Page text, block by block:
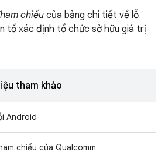
chiếu của bảng chi tiết về lỗ
tố xác định tổ chức sở hữu giá trị
tham khảo
Android
chiếu của Qualcomm